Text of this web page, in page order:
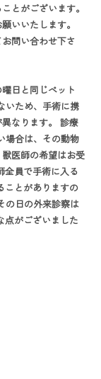
とがございます。
いいたします。
問い合わせ下さ
日と同じペット
いため、手術に携
なります。 診療
場合は、その動物
医師の希望はお受
全員で手術に入る
ことがありますの
の日の外来診察は
点がございました